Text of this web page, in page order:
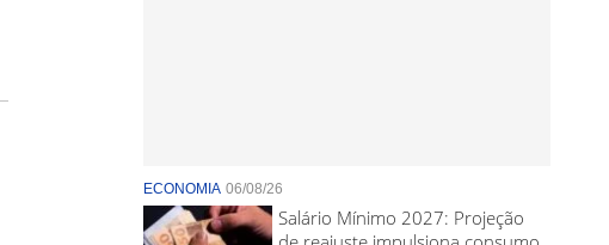
ECONOMIA 06/08/26
Salário Mínimo 2027: Projeção